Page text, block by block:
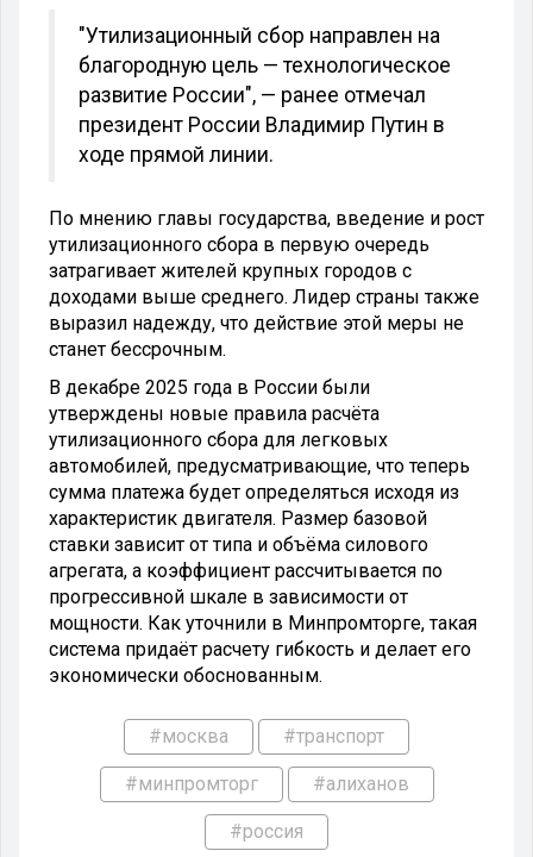
"Утилизационный сбор направлен на
благородную цель — технологическое
развитие России", — ранее отмечал
президент России Владимир Путин в
ходе прямой линии.
По мнению главы государства, введение и рост
утилизационного сбора в первую очередь
затрагивает жителей крупных городов с
доходами выше среднего. Лидер страны также
выразил надежду, что действие этой меры не
станет бессрочным.
В декабре 2025 года в России были
утверждены новые правила расчёта
утилизационного сбора для легковых
автомобилей, предусматривающие, что теперь
сумма платежа будет определяться исходя из
характеристик двигателя. Размер базовой
ставки зависит от типа и объёма силового
агрегата, а коэффициент рассчитывается по
прогрессивной шкале в зависимости от
мощности. Как уточнили в Минпромторге, такая
система придаёт расчету гибкость и делает его
экономически обоснованным.
#москва #транспорт
#минпромторг #алиханов
#россия